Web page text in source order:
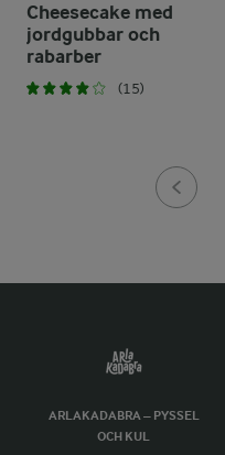
Cheesecake med
jordgubbar och
rabarber
(15)
ARLAKADABRA – PYSSEL
OCH KUL